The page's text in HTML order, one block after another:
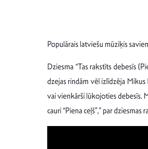
Populārais latviešu mūziķis
Dziesma “Tas rakstīts debesīs
dzejas rindām vēl izlīdzēja
vai vienkārši lūkojoties debesīs.
cauri “Piena ceļš”,” par dziesmas